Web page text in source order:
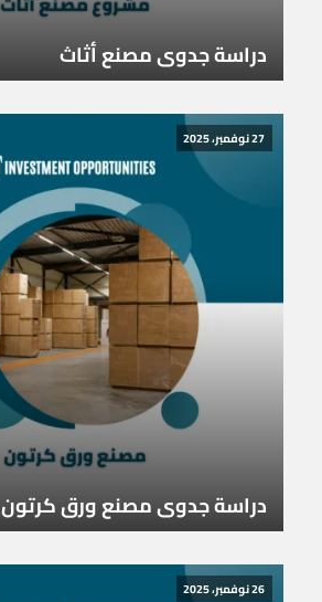
دراسة جدوى مصنع أثاث
27 نوفمبر، 2025
دراسة جدوى مصنع ورق كرتون
26 نوفمبر، 2025